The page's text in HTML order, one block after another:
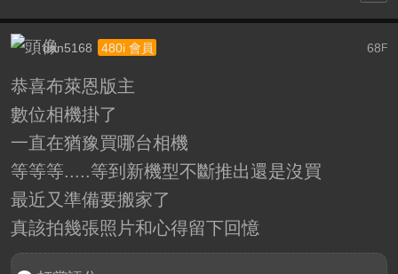
68F
dan5168 480i 會員
恭喜布萊恩版主
數位相機掛了
一直在猶豫買哪台相機
等等等.....等到新機型不斷推出還是沒買
最近又準備要搬家了
真該拍幾張照片和心得留下回憶